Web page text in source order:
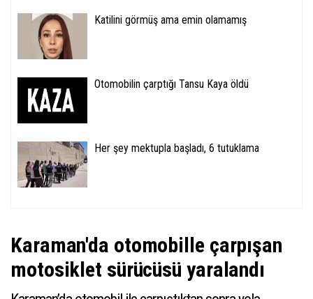
Katilini görmüş ama emin olamamış
Otomobilin çarptığı Tansu Kaya öldü
Her şey mektupla başladı, 6 tutuklama
Karaman'da otomobille çarpışan
motosiklet sürücüsü yaralandı